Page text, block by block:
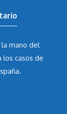
mano del
casos de